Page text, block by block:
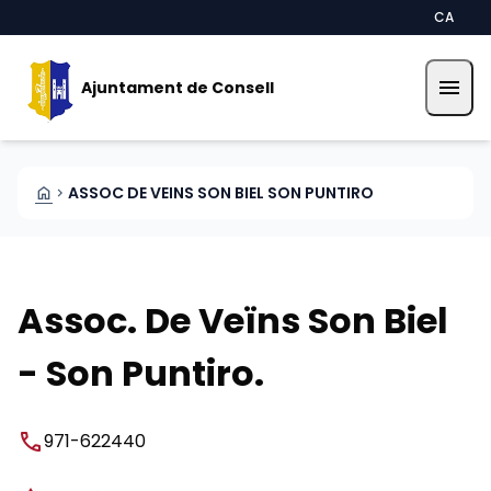
CA
Ajuntament de Consell menu
HOME CHEVRON_RIGHT ASSOC DE VEINS SON BIEL SON PUNTIRO
Assoc. De Veïns Son Biel
- Son Puntiro.
phone971-622440